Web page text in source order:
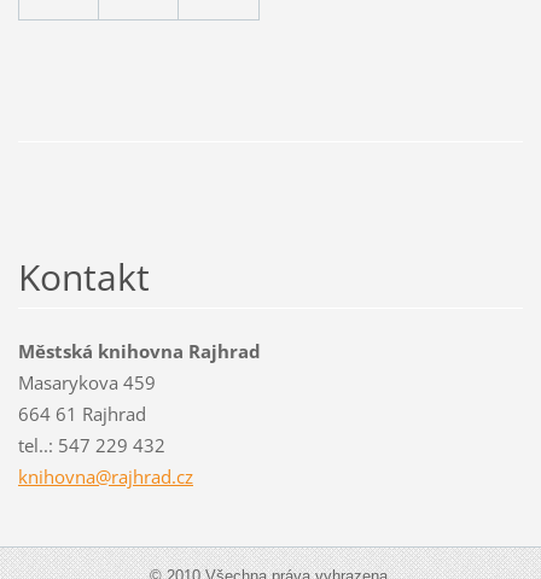
Kontakt
Městská knihovna Rajhrad
Masarykova 459
664 61 Rajhrad
tel..: 547 229 432
knihovna@rajhrad.cz